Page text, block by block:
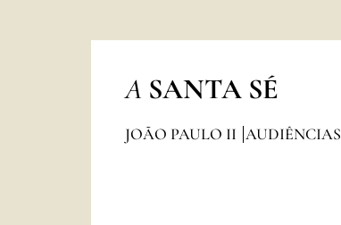
A SANTA SÉ
JOÃO PAULO II AUDIÊNCIAS